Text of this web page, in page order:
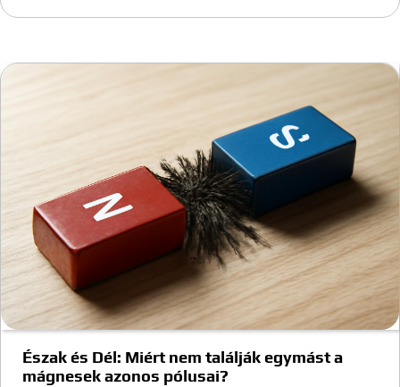
Észak és Dél: Miért nem találják egymást a
mágnesek azonos pólusai?